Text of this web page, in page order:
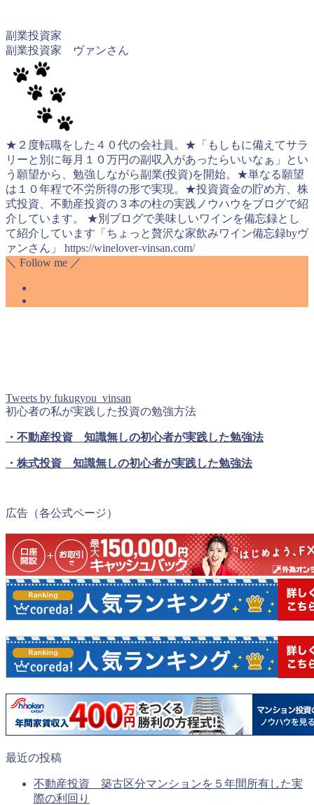
副業投資家
副業投資家 ヴァンさん
★２度転職をした４０代の会社員。★「もしもに備えてサラ
リーと別に毎月１０万円の副収入があったらいいなぁ」とい
う願望から、勉強しながら副業(投資)を開始。★単なる願望
は１０年程で不労所得の形で実現。★投資資金の貯め方、株
式投資、不動産投資の３本の柱の実践ノウハウをブログで紹
介しています。 ★別ブログで美味しいワインを備忘録とし
て紹介しています「ちょっと贅沢な家飲みワイン備忘録byヴ
ァンさん」 https://winelover-vinsan.com/
＼ Follow me ／
Tweets by fukugyou_vinsan
初心者の私が実践した投資の勉強方法
・不動産投資 知識無しの初心者が実践した勉強法
・株式投資 知識無しの初心者が実践した勉強法
広告（各公式ページ）
最近の投稿
不動産投資 築古区分マンションを５年間所有した実
際の利回り